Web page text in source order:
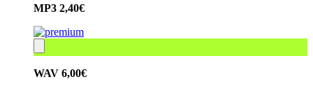
MP3 2,40€
WAV 6,00€